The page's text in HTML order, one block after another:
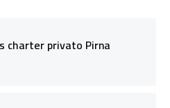
charter privato Pirna